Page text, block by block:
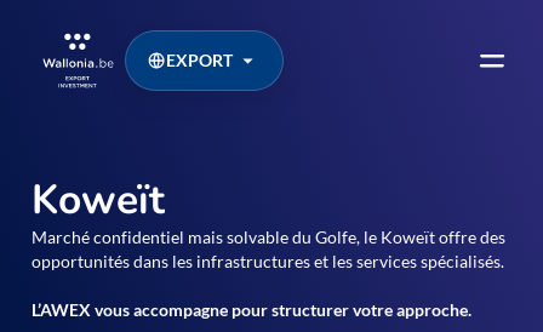
EXPORT
Koweït
Marché confidentiel mais solvable du Golfe, le Koweït offre des
opportunités dans les infrastructures et les services spécialisés.
L’AWEX vous accompagne pour structurer votre approche.